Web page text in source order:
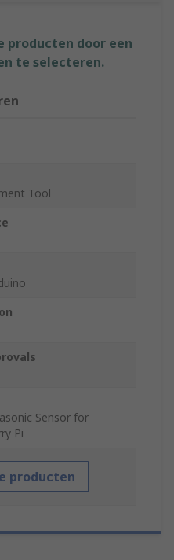
producten door een
te selecteren.
Tool
Sensor for
Pi
producten